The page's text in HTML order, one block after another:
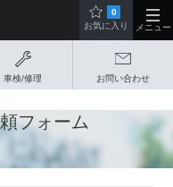
車検/修理 お問い合わせ
0
お気に入り
メニュー
フォーム